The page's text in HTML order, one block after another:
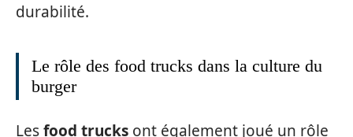
durabilité.
Le rôle des food trucks dans la culture du
burger
Lesfood trucks ont également joué un rôle